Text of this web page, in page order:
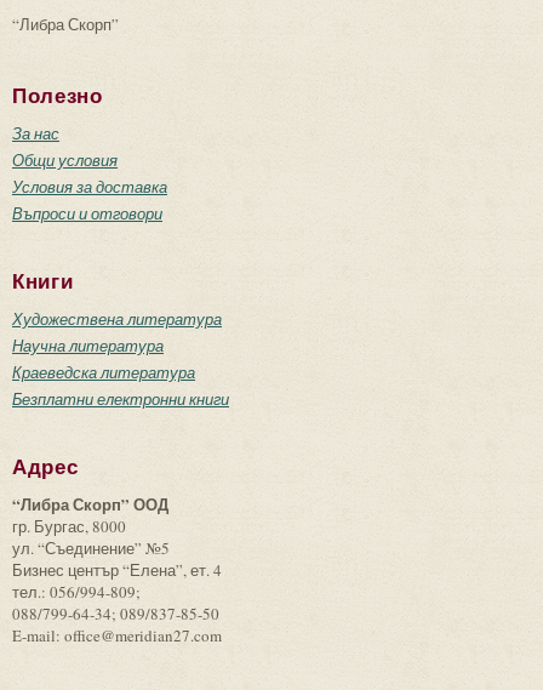
“Либра Скорп”
Полезно
За нас
Общи условия
Условия за доставка
Въпроси и отговори
Книги
Художествена литература
Научна литература
Краеведска литература
Безплатни електронни книги
Адрес
“Либра Скорп” ООД
гр. Бургас, 8000
ул. “Съединение” №5
Бизнес център “Елена”, ет. 4
тел.: 056/994-809;
088/799-64-34; 089/837-85-50
E-mail: office@meridian27.com